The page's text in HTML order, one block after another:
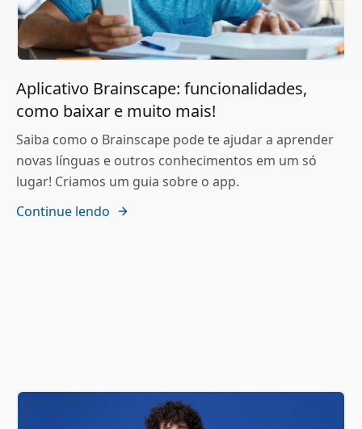
Aplicativo Brainscape: funcionalidades,
como baixar e muito mais!
Saiba como o Brainscape pode te ajudar a aprender
novas línguas e outros conhecimentos em um só
lugar! Criamos um guia sobre o app.
Continue lendo